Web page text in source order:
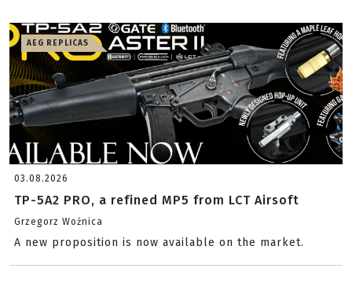
AEG REPLICAS
03.08.2026
TP-5A2 PRO, a refined MP5 from LCT Airsoft
Grzegorz Woźnica
A new proposition is now available on the market.